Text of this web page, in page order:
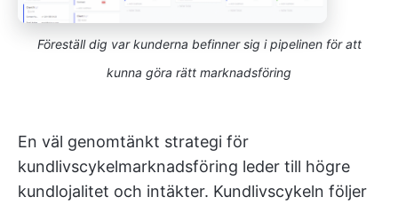
Föreställ dig var kunderna befinner sig i pipelinen för att
kunna göra rätt marknadsföring
En väl genomtänkt strategi för
kundlivscykelmarknadsföring leder till högre
kundlojalitet och intäkter. Kundlivscykeln följer